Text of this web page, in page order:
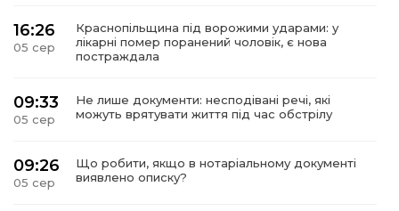
16:26
05 сер
Краснопільщина під ворожими ударами: у
лікарні помер поранений чоловік, є нова
постраждала
09:33
05 сер
Не лише документи: несподівані речі, які
можуть врятувати життя під час обстрілу
09:26
05 сер
Що робити, якщо в нотаріальному документі
виявлено описку?